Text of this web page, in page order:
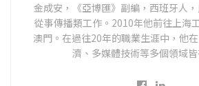
金成安，《亞博匯》副編，西班牙人
從事傳播類工作。2010年他前往上海
澳門。在過往20年的職業生涯中，他
濟、多媒體技術等多個領域皆